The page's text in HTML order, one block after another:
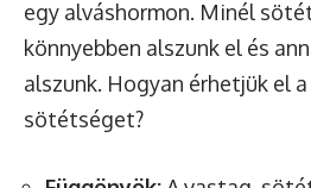
egy alváshormon. Minél
könnyebben alszunk el és
alszunk. Hogyan érhetjük el
sötétséget?